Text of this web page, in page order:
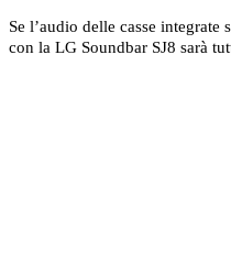
Se l’audio delle casse
con la LG Soundbar SJ8 sarà